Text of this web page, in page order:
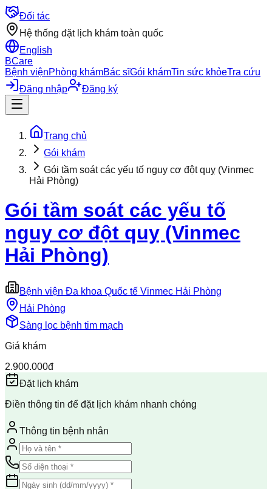
Đối tác
Hệ thống đặt lịch khám toàn quốc
English
BCare
Bệnh việnPhòng khámBác sĩGói khámTin sức khỏeTra cứu
Đăng nhập
Đăng ký
Trang chủ
Gói khám
Gói tầm soát các yếu tố nguy cơ đột quỵ (Vinmec
Hải Phòng)
Gói tầm soát các yếu tố
nguy cơ đột quỵ (Vinmec
Hải Phòng)
Bệnh viện Đa khoa Quốc tế Vinmec Hải Phòng
Hải Phòng
Sàng lọc bệnh tim mạch
Giá khám
2.900.000đ
Đặt lịch khám
Điền thông tin để đặt lịch khám nhanh chóng
Thông tin bệnh nhân